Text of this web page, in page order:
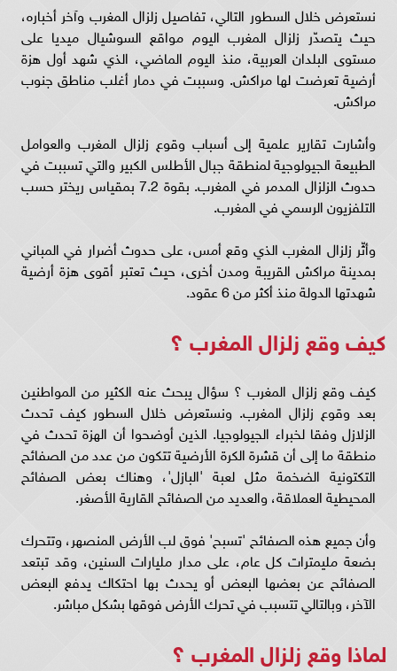
نستعرض خلال السطور التالي، تفاصيل زلزال المغرب وآخر أخباره،
حيث يتصدّر زلزال المغرب اليوم مواقع السوشيال ميديا على
مستوى البلدان العربية، منذ اليوم الماضي، الذي شهد أول هزة
أرضية تعرضت لها مراكش. وسببت في دمار أغلب مناطق جنوب
مراكش.
وأشارت تقارير علمية إلى أسباب وقوع زلزال المغرب والعوامل
الطبيعة الجيولوجية لمنطقة جبال الأطلس الكبير والتي تسببت في
حدوث الزلزال المدمر في المغرب. بقوة 7.2 بمقياس ريختر حسب
التلفزيون الرسمي في المغرب.
وأثّر زلزال المغرب الذي وقع أمس، على حدوث أضرار في المباني
بمدينة مراكش القريبة ومدن أخرى، حيث تعتبر أقوى هزة أرضية
شهدتها الدولة منذ أكثر من 6 عقود.
كيف وقع زلزال المغرب ؟
كيف وقع زلزال المغرب ؟ سؤال يبحث عنه الكثير من المواطنين
بعد وقوع زلزال المغرب. ونستعرض خلال السطور كيف تحدث
الزلازل وفقا لخبراء الجيولوجيا. الذين أوضحوا أن الهزة تحدث في
منطقة ما إلى أن قشرة الكرة الأرضية تتكون من عدد من الصفائح
التكتونية الضخمة مثل لعبة 'البازل'، وهناك بعض الصفائح
المحيطية العملاقة، والعديد من الصفائح القارية الأصغر.
وأن جميع هذه الصفائح 'تسبح' فوق لب الأرض المنصهر، وتتحرك
بضعة مليمترات كل عام، على مدار مليارات السنين، وقد تبتعد
الصفائح عن بعضها البعض أو يحدث بها احتكاك يدفع البعض
الآخر، وبالتالي تتسبب في تحرك الأرض فوقها بشكل مباشر.
لماذا وقع زلزال المغرب ؟